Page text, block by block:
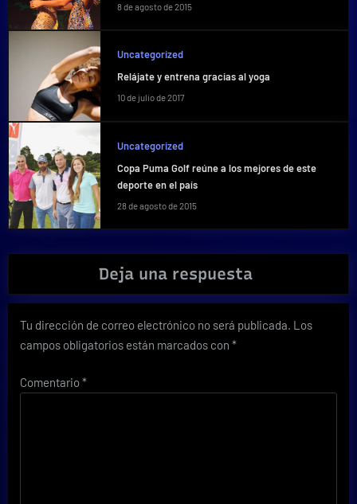
8 de agosto de 2015
Uncategorized
Relájate y entrena gracias al yoga
10 de julio de 2017
Uncategorized
Copa Puma Golf reúne a los mejores de este
deporte en el país
28 de agosto de 2015
Deja una respuesta
Tu dirección de correo electrónico no será publicada. Los
campos obligatorios están marcados con *
Comentario*